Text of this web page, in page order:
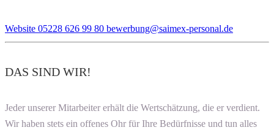
Website 05228 626 99 80 bewerbung@saimex-personal.de
DAS SIND WIR!
Jeder unserer Mitarbeiter erhält die Wertschätzung, die er verdient.
Wir haben stets ein offenes Ohr für Ihre Bedürfnisse und tun alles